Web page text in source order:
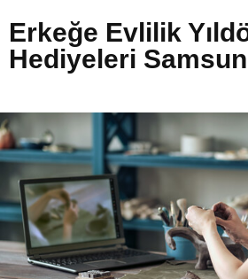
Erkeğe Evlilik
Hediyeleri